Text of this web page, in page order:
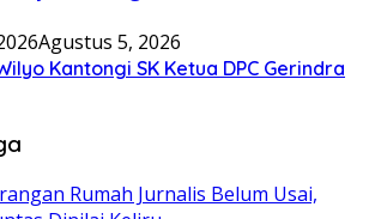
Agustus 5, 2026
Kantongi SK Ketua DPC Gerindra